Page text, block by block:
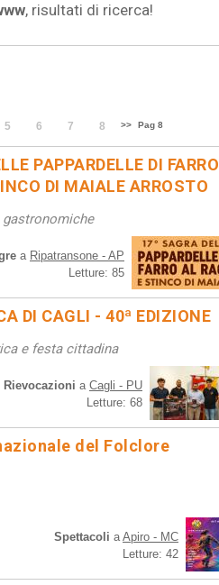
, risultati di ricerca!
5 6 7 8 >> Pag 8
PAPPARDELLE DI FARRO
DI MAIALE ARROSTO
a Ripatransone - AP
Letture: 85
DI CAGLI - 40ª EDIZIONE
e festa cittadina
Rievocazioni a Cagli - PU
Letture: 68
del Folclore
Spettacoli aApiro - MC
Letture: 42